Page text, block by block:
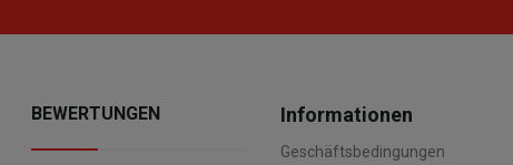
BEWERTUNGEN Informationen
Geschäftsbedingungen